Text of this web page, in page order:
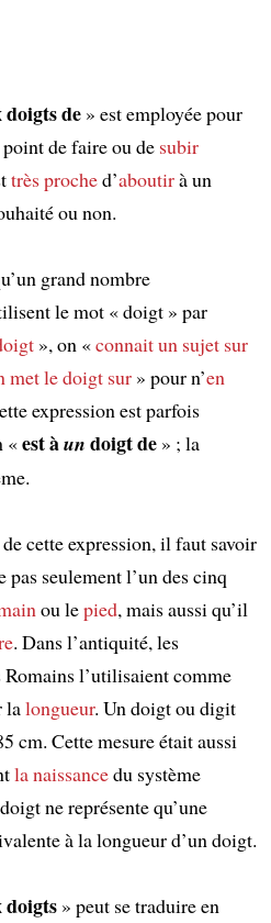
doigts de» est employée pour
de faire ou de subir
très proched’aboutirà un
ou non.
grand nombre
le mot « doigt » par
», on «connait un sujet sur
met le doigt sur» pour n’en
expression est parfois
«est àun doigt de» ; la
cette expression, il faut savoir
pas seulement l’un des cinq
ou lepied, mais aussi qu’il
. Dans l’antiquité, les
l’utilisaient comme
lalongueur. Un doigt ou digit
cm. Cette mesure était aussi
la naissancedu système
ne représente qu’une
à la longueur d’un doigt.
doigts» peut se traduire en